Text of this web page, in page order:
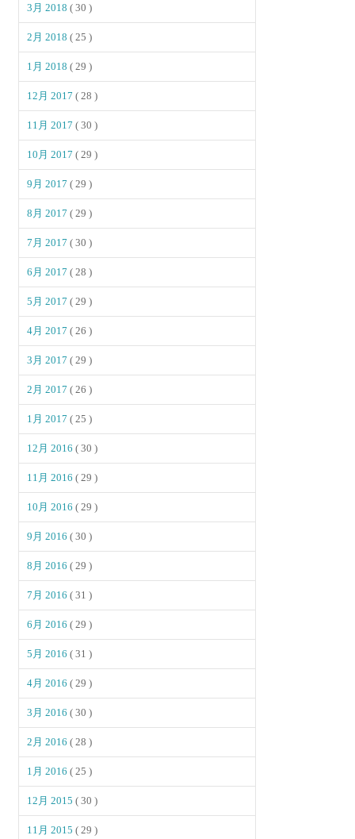
3月 2018( 30 )
2月 2018( 25 )
1月 2018( 29 )
12月 2017( 28 )
11月 2017( 30 )
10月 2017( 29 )
9月 2017( 29 )
8月 2017( 29 )
7月 2017( 30 )
6月 2017( 28 )
5月 2017( 29 )
4月 2017( 26 )
3月 2017( 29 )
2月 2017( 26 )
1月 2017( 25 )
12月 2016( 30 )
11月 2016( 29 )
10月 2016( 29 )
9月 2016( 30 )
8月 2016( 29 )
7月 2016( 31 )
6月 2016( 29 )
5月 2016( 31 )
4月 2016( 29 )
3月 2016( 30 )
2月 2016( 28 )
1月 2016( 25 )
12月 2015( 30 )
11月 2015( 29 )